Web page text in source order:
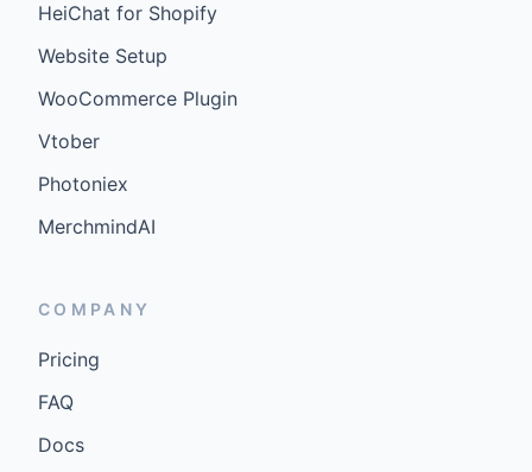
HeiChat for Shopify
Website Setup
WooCommerce Plugin
Vtober
Photoniex
MerchmindAI
COMPANY
Pricing
FAQ
Docs